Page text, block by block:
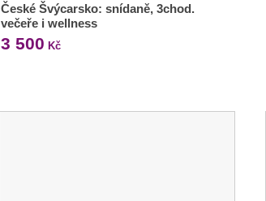
České Švýcarsko: snídaně, 3chod.
večeře i wellness
3 500 Kč